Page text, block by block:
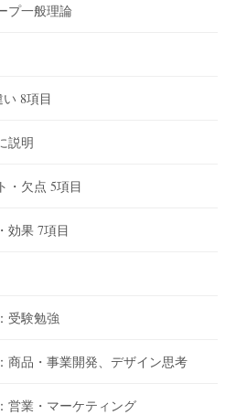
プ一般理論
8項目
説明
・欠点 5項目
効果 7項目
受験勉強
商品・事業開発、デザイン思考
営業・マーケティング